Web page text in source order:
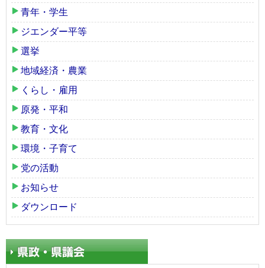
青年・学生
ジエンダー平等
選挙
地域経済・農業
くらし・雇用
原発・平和
教育・文化
環境・子育て
党の活動
お知らせ
ダウンロード